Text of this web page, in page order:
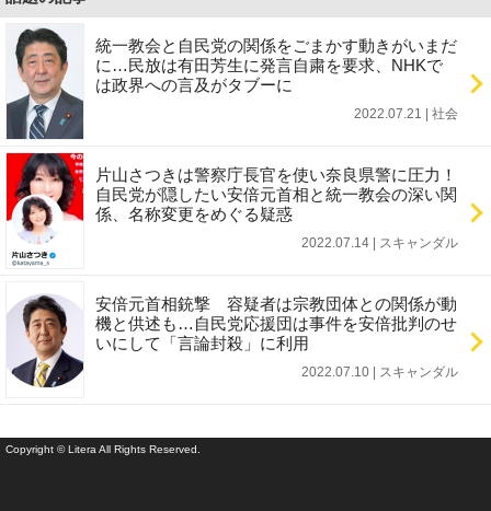
統一教会と自民党の関係をごまかす動きがいまだ
に…民放は有田芳生に発言自粛を要求、NHKで
は政界への言及がタブーに
2022.07.21 | 社会
片山さつきは警察庁長官を使い奈良県警に圧力！
自民党が隠したい安倍元首相と統一教会の深い関
係、名称変更をめぐる疑惑
2022.07.14 | スキャンダル
安倍元首相銃撃 容疑者は宗教団体との関係が動
機と供述も…自民党応援団は事件を安倍批判のせ
いにして「言論封殺」に利用
2022.07.10 | スキャンダル
Copyright © Litera All Rights Reserved.